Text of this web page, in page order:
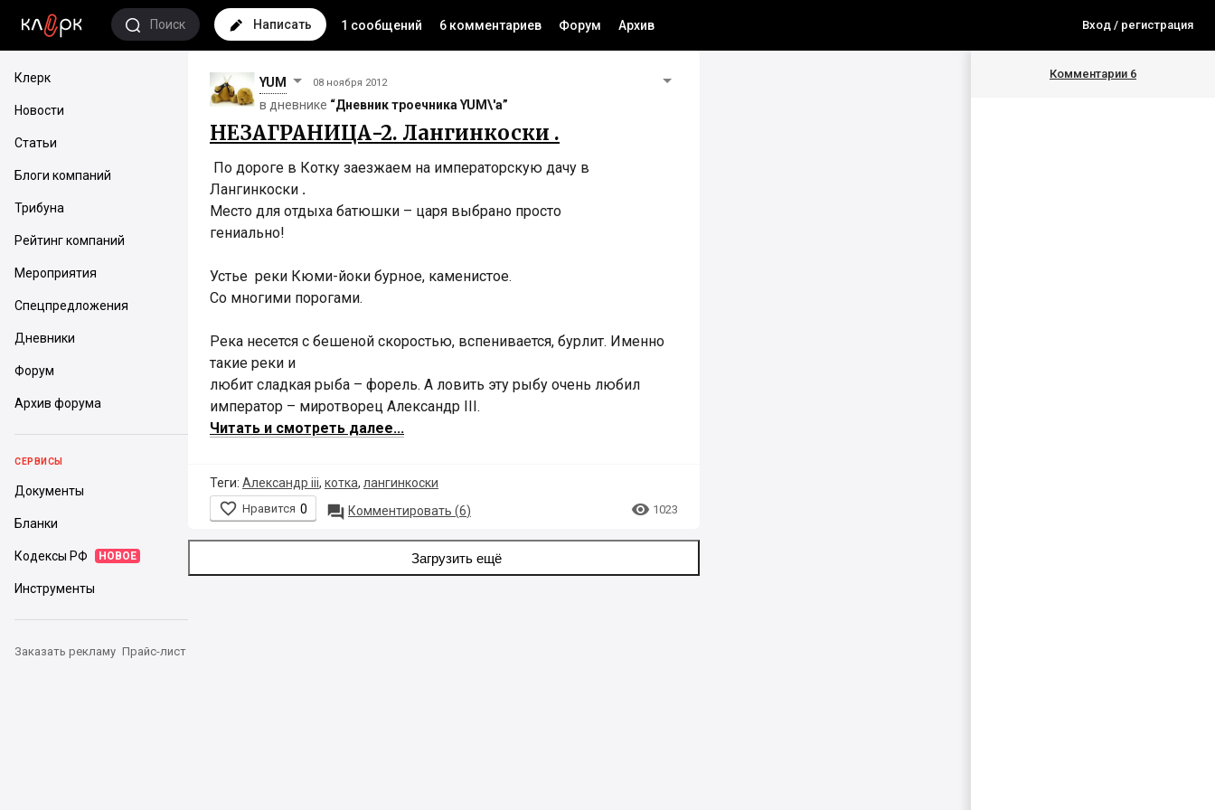
Поиск Написать 1 сообщений 6 комментариев Форум Архив Вход / регистрация
Клерк
Новости
Статьи
Блоги компаний
Трибуна
Рейтинг компаний
Мероприятия
Спецпредложения
Дневники
Форум
Архив форума
СЕРВИСЫ
Документы
Бланки
Кодексы РФ НОВОЕ
Инструменты
Заказать рекламу Прайс-лист
YUM 08 ноября 2012
в дневнике “Дневник троечника YUM\'а”
НЕЗАГРАНИЦА-2. Лангинкоски .
По дороге в Котку заезжаем на императорскую дачу в
Лангинкоски .
Место для отдыха батюшки – царя выбрано просто
гениально!
Устье реки Кюми-йоки бурное, каменистое.
Со многими порогами.
Река несется с бешеной скоростью, вспенивается, бурлит. Именно
такие реки и
любит сладкая рыба – форель. А ловить эту рыбу очень любил
император – миротворец Александр III.
Читать и смотреть далее...
Теги: Александр iii, котка, лангинкоски
 Нравится 0  Комментировать (6)  1023
Загрузить ещё
Комментарии 6